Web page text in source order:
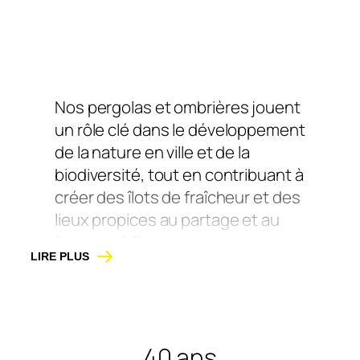
Nos pergolas et ombrières jouent
un rôle clé dans le développement
de la nature en ville et de la
biodiversité, tout en contribuant à
créer des îlots de fraîcheur et des
lieux propices au partage et au
végétalisation, assises et
de pause. Leur design leur permet
LIRE PLUS